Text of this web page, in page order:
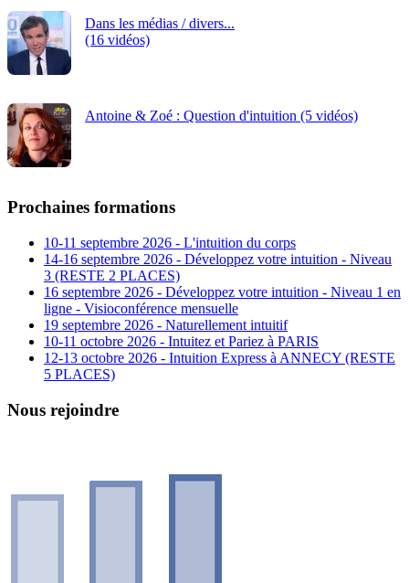
Dans les médias / divers...
(16 vidéos)
Antoine & Zoé : Question d'intuition (5 vidéos)
Prochaines formations
10-11 septembre 2026 - L'intuition du corps
14-16 septembre 2026 - Développez votre intuition - Niveau
3 (RESTE 2 PLACES)
16 septembre 2026 - Développez votre intuition - Niveau 1 en
ligne - Visioconférence mensuelle
19 septembre 2026 - Naturellement intuitif
10-11 octobre 2026 - Intuitez et Pariez à PARIS
12-13 octobre 2026 - Intuition Express à ANNECY (RESTE
5 PLACES)
Nous rejoindre